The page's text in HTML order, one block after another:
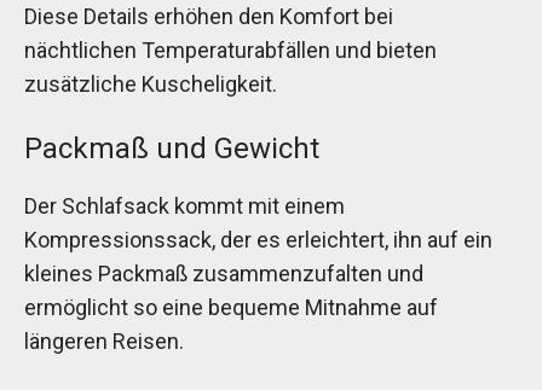
Diese Details erhöhen den Komfort bei
nächtlichen Temperaturabfällen und bieten
zusätzliche Kuscheligkeit.
Packmaß und Gewicht
Der Schlafsack kommt mit einem
Kompressionssack, der es erleichtert, ihn auf ein
kleines Packmaß zusammenzufalten und
ermöglicht so eine bequeme Mitnahme auf
längeren Reisen.